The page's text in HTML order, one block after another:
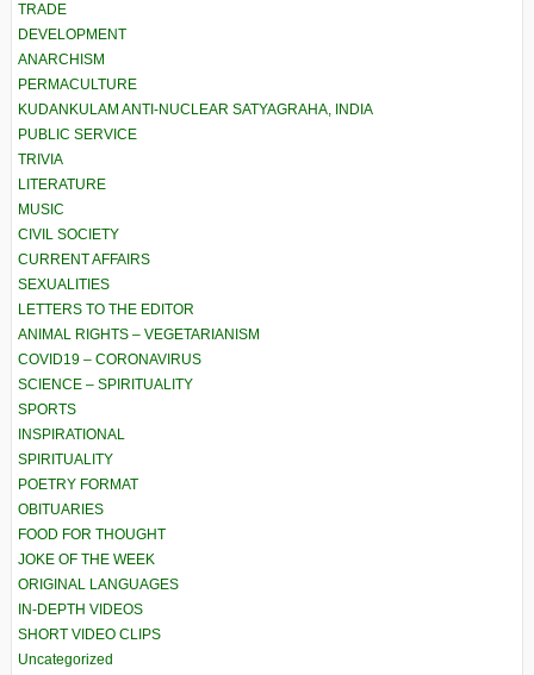
TRADE
DEVELOPMENT
ANARCHISM
PERMACULTURE
KUDANKULAM ANTI-NUCLEAR SATYAGRAHA, INDIA
PUBLIC SERVICE
TRIVIA
LITERATURE
MUSIC
CIVIL SOCIETY
CURRENT AFFAIRS
SEXUALITIES
LETTERS TO THE EDITOR
ANIMAL RIGHTS – VEGETARIANISM
COVID19 – CORONAVIRUS
SCIENCE – SPIRITUALITY
SPORTS
INSPIRATIONAL
SPIRITUALITY
POETRY FORMAT
OBITUARIES
FOOD FOR THOUGHT
JOKE OF THE WEEK
ORIGINAL LANGUAGES
IN-DEPTH VIDEOS
SHORT VIDEO CLIPS
Uncategorized